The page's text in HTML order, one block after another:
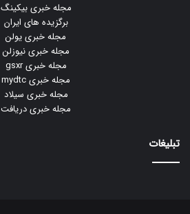
مجله خبری بیکینگ
برگزیده های ایران
مجله خبری یولن
مجله خبری نیوزلن
مجله خبری gsxr
مجله خبری mydtc
مجله خبری سیلاد
مجله خبری دریافت
تبلیغات